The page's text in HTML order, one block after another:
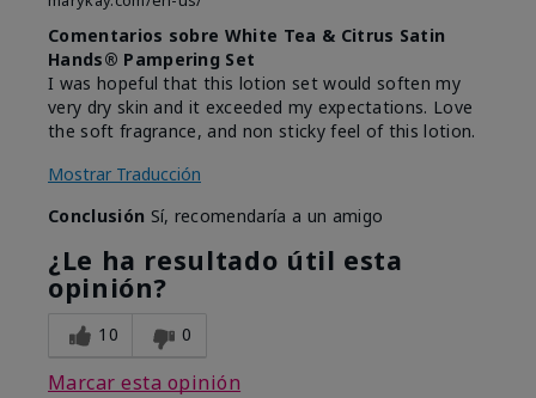
Comentarios sobre White Tea & Citrus Satin
Hands® Pampering Set
I was hopeful that this lotion set would soften my
very dry skin and it exceeded my expectations. Love
the soft fragrance, and non sticky feel of this lotion.
Mostrar Traducción
Conclusión Sí, recomendaría a un amigo
¿Le ha resultado útil esta
opinión?
10 0
Marcar esta opinión